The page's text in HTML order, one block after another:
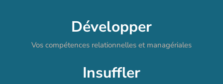
Développer
Vos compétences relationnelles et managériales
Insuffler